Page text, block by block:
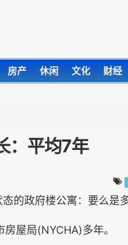
房产 休闲 文化 财经
：平均7年
的政府楼公寓：要么是
屋局(NYCHA)多年。